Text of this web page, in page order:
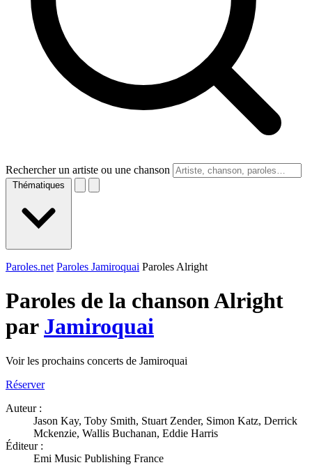
Rechercher un artiste ou une chanson
Thématiques
Paroles.net Paroles Jamiroquai Paroles Alright
Paroles de la chanson Alright
par Jamiroquai
Voir les prochains concerts de Jamiroquai
Réserver
Auteur :
Jason Kay, Toby Smith, Stuart Zender, Simon Katz, Derrick
Mckenzie, Wallis Buchanan, Eddie Harris
Éditeur :
Emi Music Publishing France